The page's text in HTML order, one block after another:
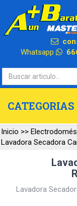
Whatsapp
CATEGORIAS
Inicio >>
Lavadora Secadora
Lavadora